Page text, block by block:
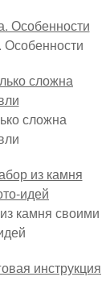
Особенности
сложна
камня своими